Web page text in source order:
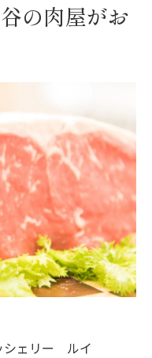
の肉屋がお
シェリー ルイ